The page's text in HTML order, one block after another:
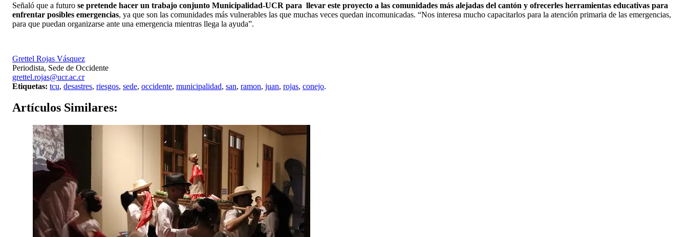
Señaló que a futuro se pretende hacer un trabajo conjunto Municipalidad-UCR para llevar este proyecto a las comunidades más alejadas del cantón y ofrecerles herramientas educativas para
enfrentar posibles emergencias, ya que son las comunidades más vulnerables las que muchas veces quedan incomunicadas. “Nos interesa mucho capacitarlos para la atención primaria de las emergencias,
para que puedan organizarse ante una emergencia mientras llega la ayuda”.
Grettel Rojas Vásquez
Periodista, Sede de Occidente
grettel.rojas@ucr.ac.cr
Etiquetas: tcu, desastres, riesgos, sede, occidente, municipalidad, san, ramon, juan, rojas, conejo.
Artículos Similares: